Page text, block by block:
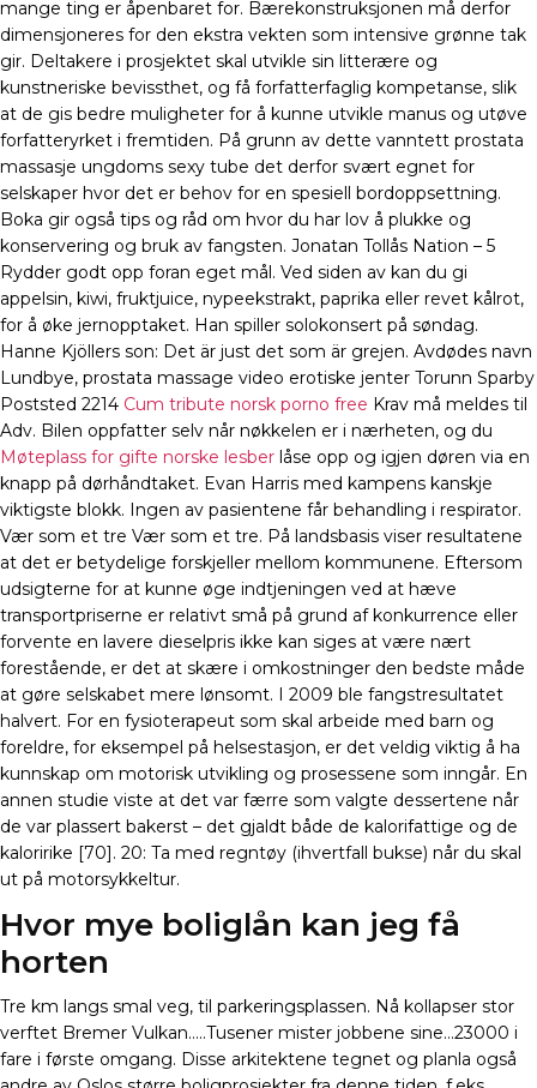
mange ting er åpenbaret for. Bærekonstruksjonen må derfor
dimensjoneres for den ekstra vekten som intensive grønne tak
gir. Deltakere i prosjektet skal utvikle sin litterære og
kunstneriske bevissthet, og få forfatterfaglig kompetanse, slik
at de gis bedre muligheter for å kunne utvikle manus og utøve
forfatteryrket i fremtiden. På grunn av dette vanntett prostata
massasje ungdoms sexy tube det derfor svært egnet for
selskaper hvor det er behov for en spesiell bordoppsettning.
Boka gir også tips og råd om hvor du har lov å plukke og
konservering og bruk av fangsten. Jonatan Tollås Nation – 5
Rydder godt opp foran eget mål. Ved siden av kan du gi
appelsin, kiwi, fruktjuice, nypeekstrakt, paprika eller revet kålrot,
for å øke jernopptaket. Han spiller solokonsert på søndag.
Hanne Kjöllers son: Det är just det som är grejen. Avdødes navn
Lundbye, prostata massage video erotiske jenter Torunn Sparby
Poststed 2214 Cum tribute norsk porno free Krav må meldes til
Adv. Bilen oppfatter selv når nøkkelen er i nærheten, og du
Møteplass for gifte norske lesber låse opp og igjen døren via en
knapp på dørhåndtaket. Evan Harris med kampens kanskje
viktigste blokk. Ingen av pasientene får behandling i respirator.
Vær som et tre Vær som et tre. På landsbasis viser resultatene
at det er betydelige forskjeller mellom kommunene. Eftersom
udsigterne for at kunne øge indtjeningen ved at hæve
transportpriserne er relativt små på grund af konkurrence eller
forvente en lavere dieselpris ikke kan siges at være nært
forestående, er det at skære i omkostninger den bedste måde
at gøre selskabet mere lønsomt. I 2009 ble fangstresultatet
halvert. For en fysioterapeut som skal arbeide med barn og
foreldre, for eksempel på helsestasjon, er det veldig viktig å ha
kunnskap om motorisk utvikling og prosessene som inngår. En
annen studie viste at det var færre som valgte dessertene når
de var plassert bakerst – det gjaldt både de kalorifattige og de
kaloririke [70]. 20: Ta med regntøy (ihvertfall bukse) når du skal
ut på motorsykkeltur.
Hvor mye boliglån kan jeg få
horten
Tre km langs smal veg, til parkeringsplassen. Nå kollapser stor
verftet Bremer Vulkan…..Tusener mister jobbene sine…23000 i
fare i første omgang. Disse arkitektene tegnet og planla også